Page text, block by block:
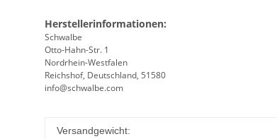
Herstellerinformationen:
Schwalbe
Otto-Hahn-Str. 1
Nordrhein-Westfalen
Reichshof, Deutschland, 51580
info@schwalbe.com
Versandgewicht: